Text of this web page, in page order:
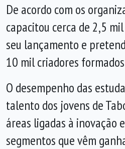
De acordo com os
capacitou cerca de 2,5
seu lançamento e
10 mil criadores
O desempenho das
talento dos jovens de
áreas ligadas à inovação
segmentos que vêm